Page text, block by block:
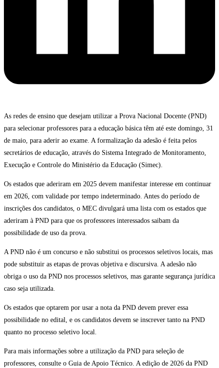
As redes de ensino que desejam utilizar a Prova Nacional Docente (PND)
para selecionar professores para a educação básica têm até este domingo, 31
de maio, para aderir ao exame. A formalização da adesão é feita pelos
secretários de educação, através do Sistema Integrado de Monitoramento,
Execução e Controle do Ministério da Educação (Simec).
Os estados que aderiram em 2025 devem manifestar interesse em continuar
em 2026, com validade por tempo indeterminado. Antes do período de
inscrições dos candidatos, o MEC divulgará uma lista com os estados que
aderiram à PND para que os professores interessados saibam da
possibilidade de uso da prova.
A PND não é um concurso e não substitui os processos seletivos locais, mas
pode substituir as etapas de provas objetiva e discursiva. A adesão não
obriga o uso da PND nos processos seletivos, mas garante segurança jurídica
caso seja utilizada.
Os estados que optarem por usar a nota da PND devem prever essa
possibilidade no edital, e os candidatos devem se inscrever tanto na PND
quanto no processo seletivo local.
Para mais informações sobre a utilização da PND para seleção de
professores, consulte o Guia de Apoio Técnico. A edição de 2026 da PND